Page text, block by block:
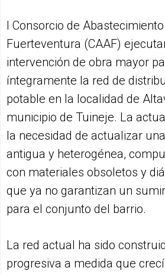
l Consorcio de
Fuerteventura (CAAF)
intervención de obra mayor
íntegramente la red de
potable en la localidad de
municipio de Tuineje. La
la necesidad de actualizar
antigua y heterogénea,
con materiales obsoletos y
que ya no garantizan un
para el conjunto del barrio.
La red actual ha sido
progresiva a medida que